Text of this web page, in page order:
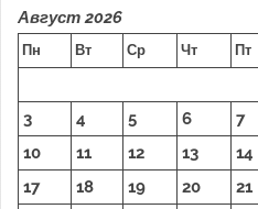
Август 2026
Пн Вт Ср Чт Пт
3
4 5 6 7
10
11 12 13 14
17
18 19 20 21